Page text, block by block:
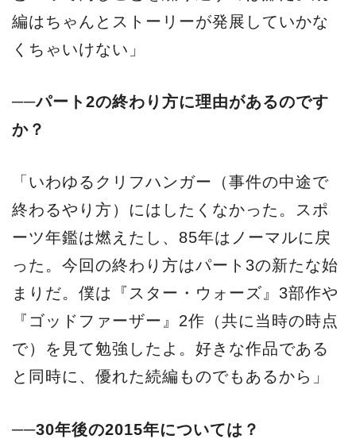
編はちゃんとストーリーが発展していかな
くちゃいけない」
──パート2の終わり方に理由があるのです
か？
「いわゆるクリフハンガー（事件の中途で
終わるやり方）にはしたくなかった。スポ
ーツ年鑑は燃えたし、85年はノーマルに戻
った。今回の終わり方はパート3の新たな始
まりだ。僕は『スター・ウォーズ』3部作や
『ゴッドファーザー』2作（共に当時の時点
で）を見て勉強したよ。好きな作品である
と同時に、優れた続編ものでもあるから」
──30年後の2015年については？